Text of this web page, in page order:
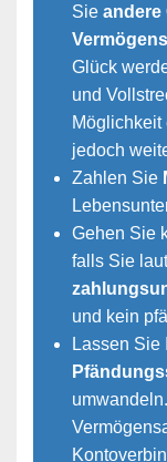
Sie andere
Glück
und
jedoch
Zahlen Sie
Gehen Sie
falls Sie
und kein
Lassen Sie